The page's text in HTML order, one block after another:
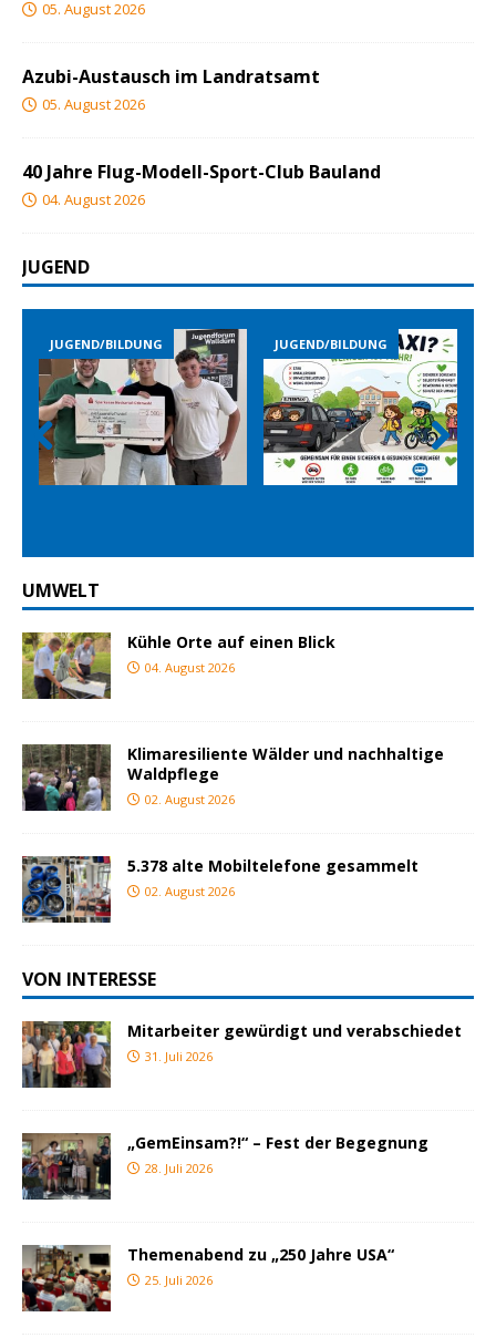
05. August 2026
Azubi-Austausch im Landratsamt
05. August 2026
40 Jahre Flug-Modell-Sport-Club Bauland
04. August 2026
JUGEND
JUGEND/BILDUNG JUGEND/BILDUNG
Prev
ious
Nex
t
UMWELT
Kühle Orte auf einen Blick
04. August 2026
Klimaresiliente Wälder und nachhaltige
Waldpflege
02. August 2026
5.378 alte Mobiltelefone gesammelt
02. August 2026
VON INTERESSE
Mitarbeiter gewürdigt und verabschiedet
31. Juli 2026
„GemEinsam?!“ – Fest der Begegnung
28. Juli 2026
Themenabend zu „250 Jahre USA“
25. Juli 2026